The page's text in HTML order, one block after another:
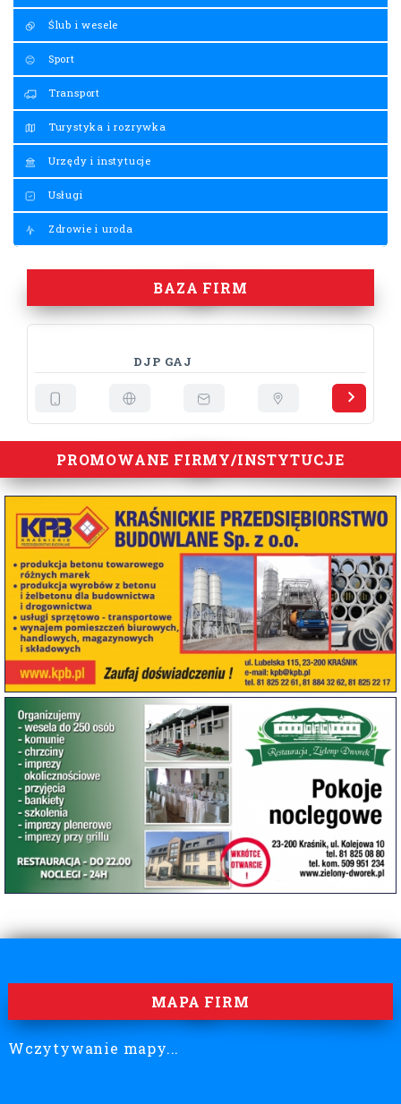
Ślub i wesele
Sport
Transport
Turystyka i rozrywka
Urzędy i instytucje
Usługi
Zdrowie i uroda
BAZA FIRM
DJP GAJ
PROMOWANE FIRMY/INSTYTUCJE
MAPA FIRM
Wczytywanie mapy...